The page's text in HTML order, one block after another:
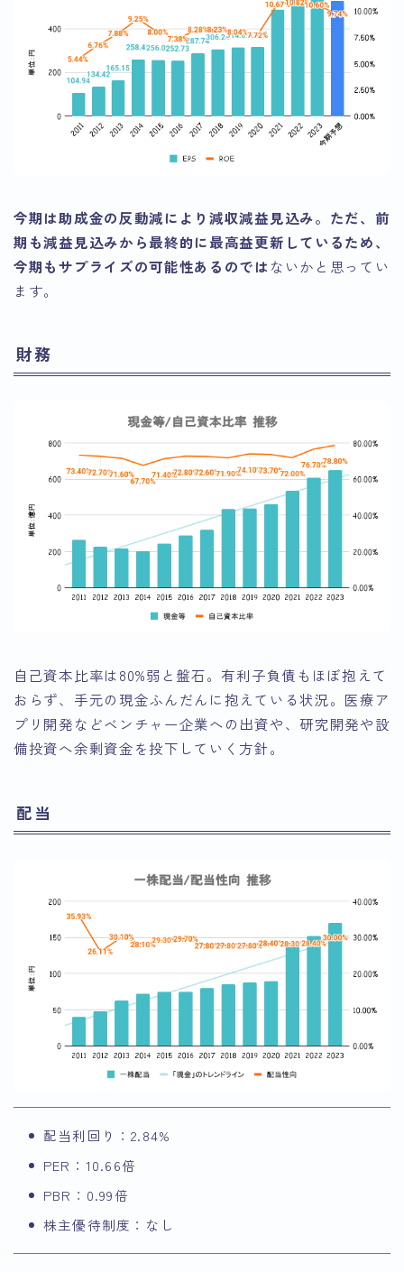
今期は助成金の反動減により減収減益見込み。ただ、前
期も減益見込みから最終的に最高益更新しているため、
今期もサプライズの可能性あるのでは ないかと思ってい
ます。
財務
自己資本比率は80%弱と盤石。有利子負債もほぼ抱えて
おらず、手元の現金ふんだんに抱えている状況。医療ア
プリ開発などベンチャー企業への出資や、研究開発や設
備投資へ余剰資金を投下していく方針。
配当
配当利回り：2.84%
PER：10.66倍
PBR：0.99倍
株主優待制度：なし